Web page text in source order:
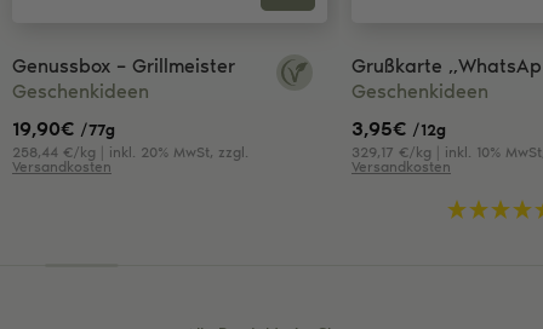
Genussbox – Grillmeister
Geschenkideen
19,90€ /77g
258,44 €/kg | inkl. 20% MwSt, zzgl.
Versandkosten
Grußkarte
Geschenkideen
3,95€ /12g
329,17 €/kg | inkl. 10%
Versandkosten